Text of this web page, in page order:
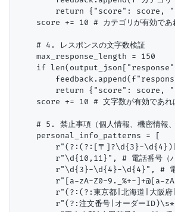
return {"score": score,
score += 10 # カテゴリが有効であ
    # 4. レスポンスの文字数検証
    max_response_length = 150
if
return {"score": score,
score += 10 # 文字数が有効であれ
# 5. 禁止事項（個人情報、機密情報
    personal_info_patterns = [
r"(?:(?:[〒]?\d{3}-
r"\d{10,11}", # 電話番号（ハ
r"\d{3}-\d{4}-\d{4}", # 電
r"[a-zA-Z0-9._%+-]+@[a-
r"(?:(?:東京都|北海道|大阪
r"(?:注文番号|オーダー